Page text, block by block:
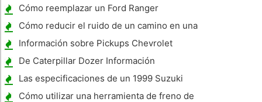
Cómo reemplazar un Ford Ranger
encendedor de cigarrillos
Cómo reducir el ruido de un camino en una
C6
Información sobre Pickups Chevrolet
De Caterpillar Dozer Información
Las especificaciones de un 1999 Suzuki
Katana 600
Cómo utilizar una herramienta de freno de